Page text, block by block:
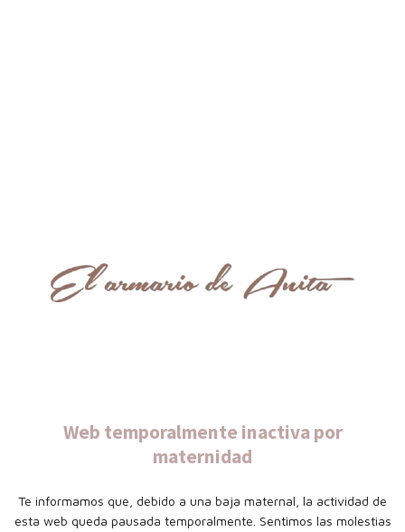
Web temporalmente inactiva por
maternidad
Te informamos que, debido a una baja maternal, la actividad de
esta web queda pausada temporalmente. Sentimos las molestias